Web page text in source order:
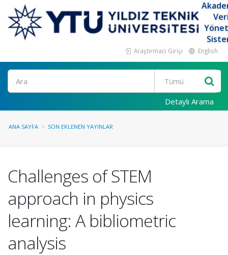
Araştırmacı Girişi English
Ara
Detaylı Arama
ANA SAYFA SON EKLENEN YAYINLAR
Challenges of STEM
approach in physics
learning: A bibliometric
analysis